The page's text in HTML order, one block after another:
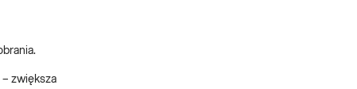
– zwiększa